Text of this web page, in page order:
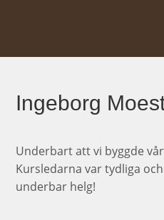
Ingeborg
Underbart att vi byggde
Kursledarna var tydliga
underbar helg!